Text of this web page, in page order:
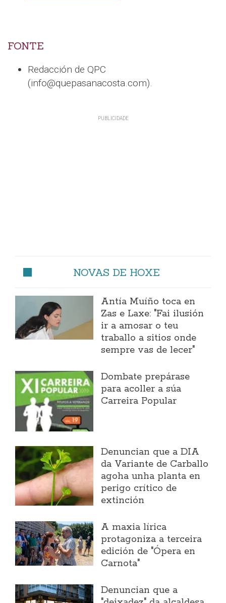
FONTE
Redacción de QPC
(info@quepasanacosta.com).
NOVAS DE HOXE
Antía Muíño toca en
Zas e Laxe: "Fai ilusión
ir a amosar o teu
traballo a sitios onde
sempre vas de lecer"
Dombate prepárase
para acoller a súa
Carreira Popular
Denuncian que a DIA
da Variante de Carballo
agoha unha planta en
perigo crítico de
extinción
A maxia lírica
protagoniza a terceira
edición de "Ópera en
Carnota"
Denuncian que a